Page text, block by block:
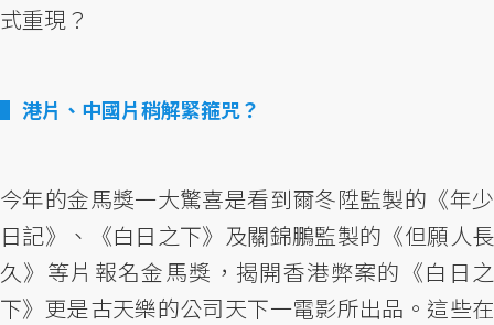
式重現？
港片、中國片稍解緊箍咒？
今年的金馬獎一大驚喜是看到爾冬陞監製的《年少
日記》、《白日之下》及關錦鵬監製的《但願人長
久》等片報名金馬獎，揭開香港弊案的《白日之
下》更是古天樂的公司天下一電影所出品。這些在